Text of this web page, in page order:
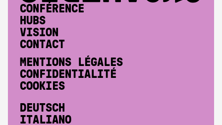
CONFÉRENCE
HUBS
VISION
CONTACT
MENTIONS LÉGALES
CONFIDENTIALITÉ
COOKIES
DEUTSCH
ITALIANO